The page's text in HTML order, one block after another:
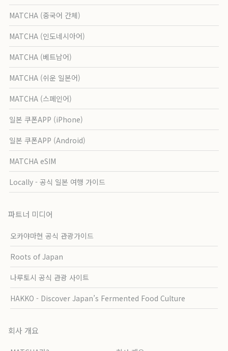
MATCHA (중국어 간체)
MATCHA (인도네시아어)
MATCHA (베트남어)
MATCHA (쉬운 일본어)
MATCHA (스페인어)
일본 쿠폰APP (iPhone)
일본 쿠폰APP (Android)
MATCHA eSIM
Locally - 공식 일본 여행 가이드
파트너 미디어
오카야마현 공식 관광가이드
Roots of Japan
나루토시 공식 관광 사이트
HAKKO - Discover Japan’s Fermented Food Culture
회사 개요